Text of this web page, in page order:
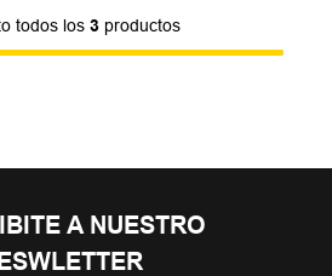
todos los 3 productos
A NUESTRO